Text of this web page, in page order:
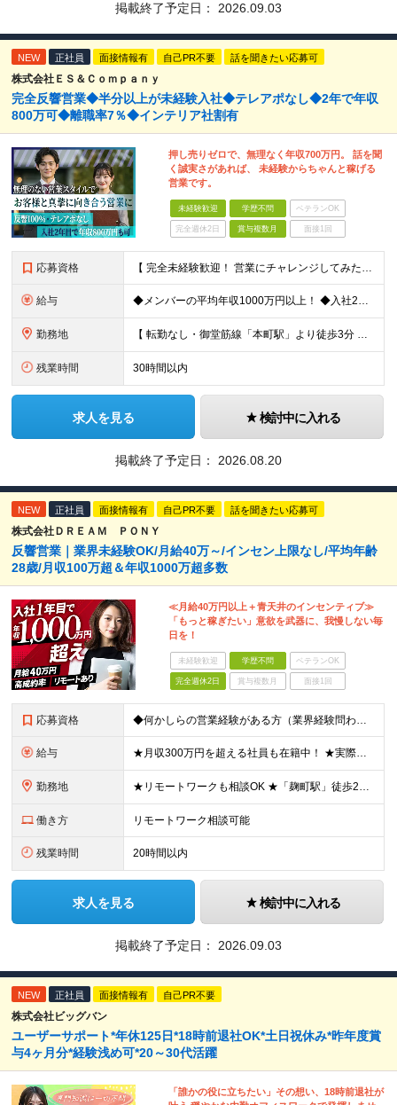
掲載終了予定日： 2026.09.03
NEW 正社員 面接情報有 自己PR不要 話を聞きたい応募可
株式会社ＥＳ＆Ｃｏｍｐａｎｙ
完全反響営業◆半分以上が未経験入社◆テレアポなし◆2年で年収
800万可◆離職率7％◆インテリア社割有
押し売りゼロで、無理なく年収700万円。 話を聞
く誠実さがあれば、 未経験からちゃんと稼げる
営業です。
未経験歓迎 学歴不問 ベテランOK
完全週休2日 賞与複数月 面接1回
応募資格 【 完全未経験歓迎！ 営業にチャレンジしてみたい方歓迎 】 ◆学歴・経歴不問 ◆第二新卒歓迎 ◆人物重視の採用です！ ▼こんな方はぜひご応募ください ◎誠実な姿勢を持った方 ◎素直な方 ◎思いやり
給与 ◆メンバーの平均年収1000万円以上！ ◆入社2年目・未経験入社で年収1000万円の社員も 月給：25万円以上＋賞与（年2回）＋インセンティブ(平均：年150万～2800万)＋随時昇給 ＜インセン
勤務地 【 転勤なし・御堂筋線「本町駅」より徒歩3分 】 ■本社： 大阪府大阪市中央区淡路町3丁目6-3 御堂筋MTRビル1階 ≪アクセスの良さ抜群！≫ ★大阪の2大主要駅「淀屋橋」「本町」の ちょうど中
残業時間 30時間以内
求人を見る 検討中に入れる
掲載終了予定日： 2026.08.20
NEW 正社員 面接情報有 自己PR不要 話を聞きたい応募可
株式会社ＤＲＥＡＭ ＰＯＮＹ
反響営業｜業界未経験OK/月給40万～/インセン上限なし/平均年齢
28歳/月収100万超＆年収1000万超多数
≪月給40万円以上＋青天井のインセンティブ≫
「もっと稼ぎたい」意欲を武器に、我慢しない毎
日を！
未経験歓迎 学歴不問 ベテランOK
完全週休2日 賞与複数月 面接1回
応募資格 ◆何かしらの営業経験がある方（業界経験問わず） ◆学歴不問 ＼こんな方にオススメ／ ◎今よりしっかり稼ぎたい方 ◎刺激のある環境で活躍したい方 ◎新しいことにも前向きにチャレンジできる方 ◎フットワ
給与 ★月収300万円を超える社員も在籍中！ ★実際の例：入社3カ月（27歳）月給75万円（基本給40万円＋インセンティブ35万円） ★実績次第で月収60万円～100万円以上も十分に目指せます。 ◆月給4
勤務地 ★リモートワークも相談OK ★「麹町駅」徒歩2分／転勤なし 【東京本社】 東京都千代田区麹町4-2-11 2階 (変更の範囲)上記を除く当社関連勤務地
働き方 リモートワーク相談可能
残業時間 20時間以内
求人を見る 検討中に入れる
掲載終了予定日： 2026.09.03
NEW 正社員 面接情報有 自己PR不要
株式会社ビッグバン
ユーザーサポート*年休125日*18時前退社OK*土日祝休み*昨年度賞
与4ヶ月分*経験浅め可*20～30代活躍
「誰かの役に立ちたい」その想い、18時前退社が